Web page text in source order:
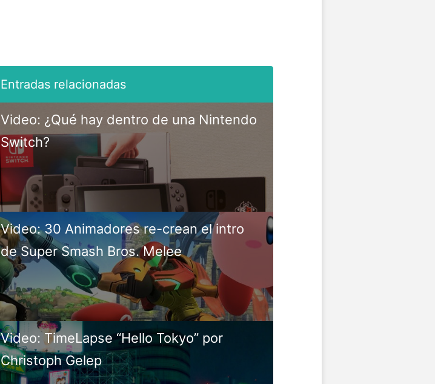
Video: ¿Qué hay dentro de una Nintendo
Switch?
Video: 30 Animadores re-crean el intro
de Super Smash Bros. Melee
Video: TimeLapse “Hello Tokyo” por
Christoph Gelep